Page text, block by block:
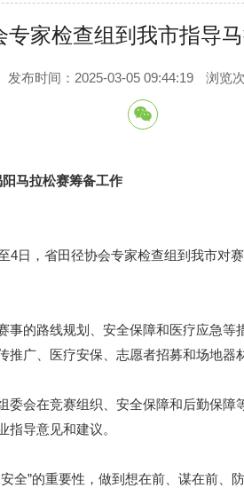
专家检查组到我市指导
发布时间：2025-03-05 09:44:19 浏览
马拉松赛筹备工作
，省田径协会专家检查组到我市对
路线规划、安全保障和医疗应急等
广、医疗安保、志愿者招募和场地器
在竞赛组织、安全保障和后勤保障
导意见和建议。
”的重要性，做到想在前、谋在前、